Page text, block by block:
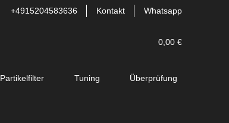
+4915204583636 Kontakt Whatsapp
0,00 €
Partikelfilter Tuning Überprüfung